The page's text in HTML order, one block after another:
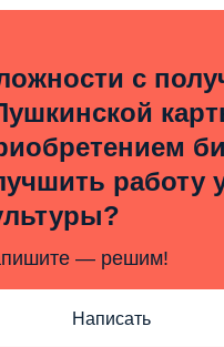
с
работу
— решим!
Написать